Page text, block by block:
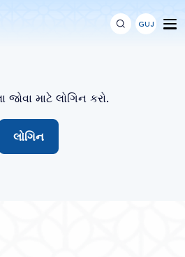
GUJ
માટે લોગિન કરો.
લોગિન